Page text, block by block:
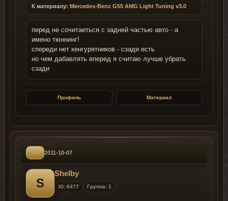
К материалу: Mercedes-Benz G55 AMG Light Tuning v3.0
перед не сочитаеться с задней частью авто - а
имено тюннинг!
спереди нет кенгурятников - сзади есть
но чем дабавлять вперед я считаю лучше убрать
сзади
Профиль Материал
#9 2011-10-07
S
Shelby
ID: 6477 Группа: 1